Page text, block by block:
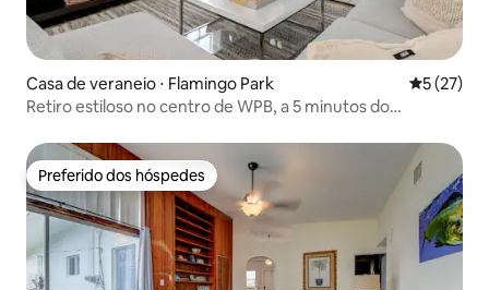
Casa de veraneio ⋅ Flamingo Park 5 de uma
5 (27)
Retiro estiloso no centro de WPB, a 5 minutos do
Preferido dos hóspedes
Preferido dos hóspedes